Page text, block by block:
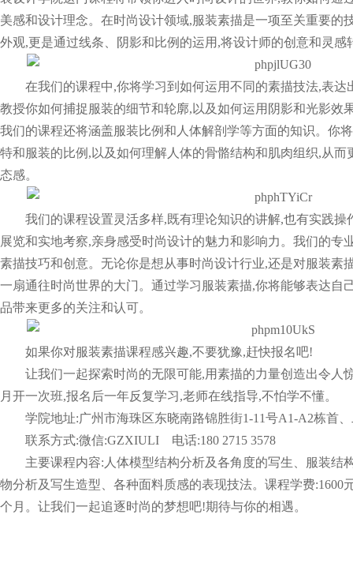
美感和设计理念。在时尚设计领域,服装素描是一项至关重要的
外观,更是通过线条、阴影和比例的运用,将设计师的创意和灵感
在我们的课程中,你将学习到如何运用不同的素描技法,表
教授你如何捕捉服装的细节和轮廓,以及如何运用阴影和光影效
我们的课程还将涵盖服装比例和人体解剖学等方面的知识。你
特和服装的比例,以及如何理解人体的骨骼结构和肌肉组织,从
态感。
我们的课程设置灵活多样,既有理论知识的讲解,也有实践
展览和实地考察,亲身感受时尚设计的魅力和影响力。我们的专
素描技巧和创意。无论你是想从事时尚设计行业,还是对服装素
一扇通往时尚世界的大门。通过学习服装素描,你将能够表达自
品带来更多的关注和认可。
如果你对服装素描课程感兴趣,不要犹豫,赶快报名吧!
让我们一起探索时尚的无限可能,用素描的力量创造出令人
月开一次班,报名后一年反复学习,老师在线指导,不怕学不懂。
学院地址:广州市海珠区东晓南路锦胜街1-11号A1-A2栋首
联系方式:微信:GZXIULI 电话:180 2715 3578
主要课程内容:人体模型结构分析及各角度的写生、服装结
物分析及写生造型、各种面料质感的表现技法。课程学费:1600
个月。让我们一起追逐时尚的梦想吧!期待与你的相遇。